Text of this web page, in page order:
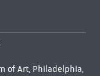
of Art, Philadelphia,